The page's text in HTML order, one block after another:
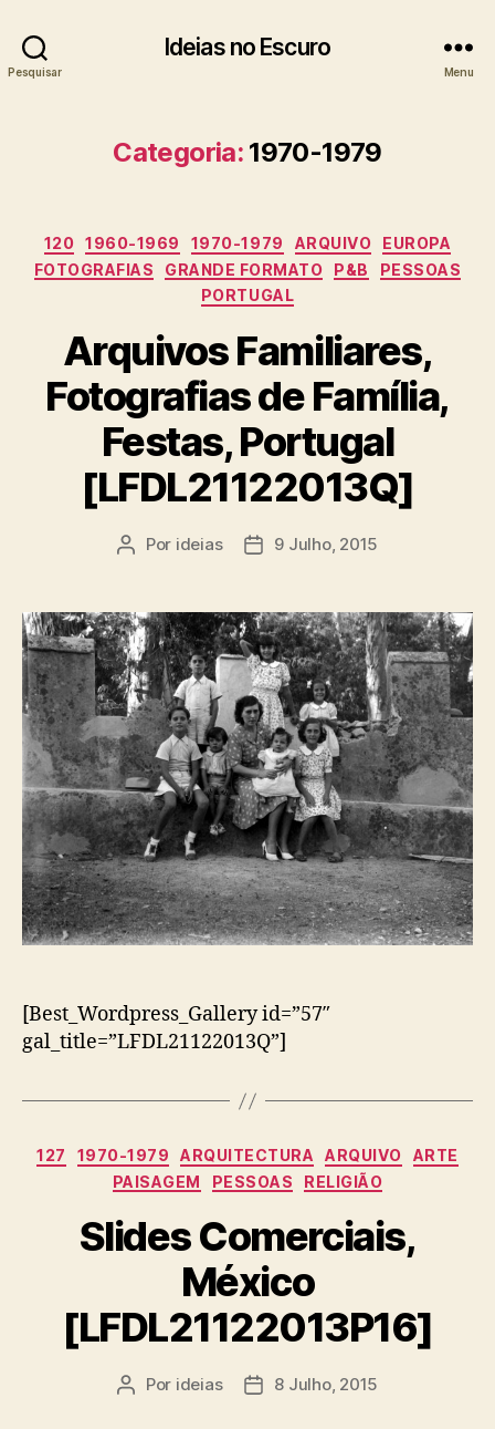
Pesquisar
Ideias no Escuro
Menu
Categoria: 1970-1979
Categorias
120 1960-1969 1970-1979 ARQUIVO
EUROPA
FOTOGRAFIAS
GRANDE FORMATO P&B
PESSOAS
PORTUGAL
Arquivos Familiares,
Fotografias de Família,
Festas, Portugal
[LFDL21122013Q]
Autor
Por ideias
Data9 Julho, 2015
[Best_Wordpress_Gallery id=”57″
gal_title=”LFDL21122013Q”]
Categorias
127 1970-1979 ARQUITECTURA ARQUIVO
ARTE
PAISAGEM
PESSOAS RELIGIÃO
Slides Comerciais,
México
[LFDL21122013P16]
Autor
Por ideias
Data8 Julho, 2015